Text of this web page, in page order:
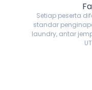
Setiap peserta
standar
laundry, antar